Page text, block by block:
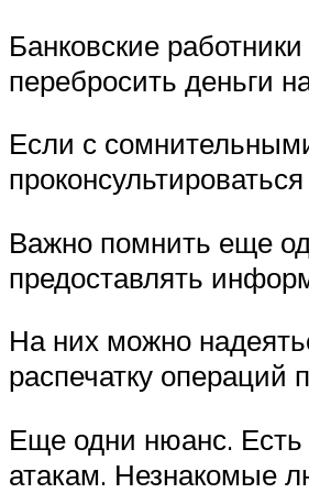
Банковские
перебросить деньги
Если с
Важно помнить еще
предоставлять
На них можно
распечатку операций
Еще одни нюанс. Есть
атакам. Незнакомые